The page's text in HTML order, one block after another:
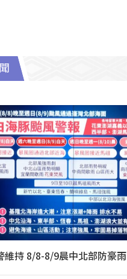
維持 8/8-8/9晨中北部防豪雨